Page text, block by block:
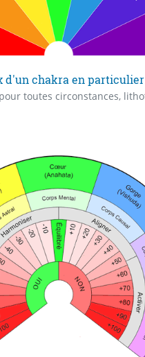
d'un chakra en particulier